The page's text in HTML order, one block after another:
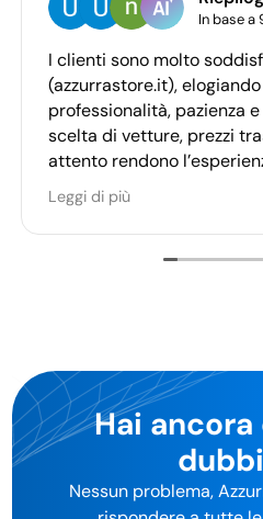
In base a
I clienti sono molto
(azzurrastore.it),
professionalità, pazienza
scelta di vetture, prezzi
attento rendono
piacevole per la maggior
Leggi di più
Hai
Nessun problema,